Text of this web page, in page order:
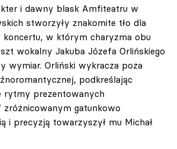
i dawny blask Amfiteatru w
stworzyły znakomite tło dla
koncertu, w którym charyzma obu
wokalny Jakuba Józefa Orlińskiego
wymiar. Orliński wykracza poza
podkreślając
rytmy prezentowanych
gatunkowo
i precyzją towarzyszył mu Michał